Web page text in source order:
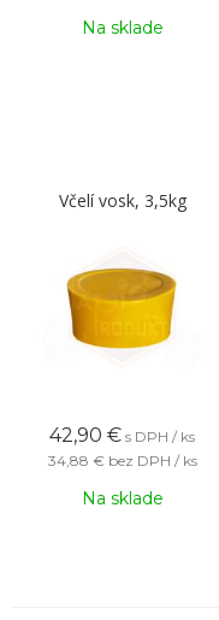
Na sklade
Včelí vosk, 3,5kg
42,90 € s DPH / ks
34,88 € bez DPH / ks
Na sklade